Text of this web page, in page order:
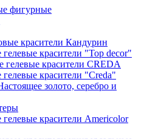
фигурные
красители Кандурин
красители "Top decor"
красители CREDA
красители "Creda"
золото, серебро и
красители Americolor